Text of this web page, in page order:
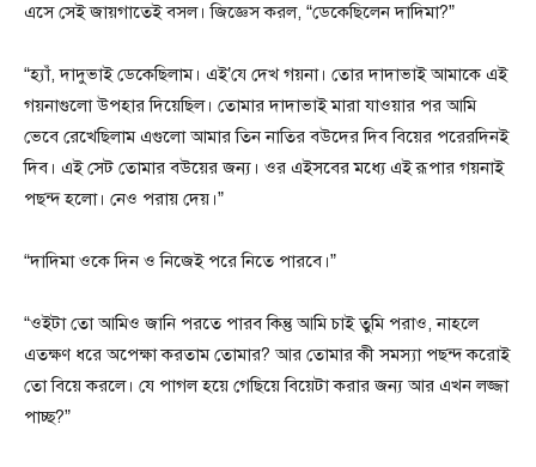
এসে সেই জায়গাতেই বসল। জিজ্ঞেস করল, “ডেকেছিলেন দাদিমা?”
“হ্যাঁ, দাদুভাই ডেকেছিলাম। এই’যে দেখ গয়না। তোর দাদাভাই আমাকে এই
গয়নাগুলো উপহার দিয়েছিল। তোমার দাদাভাই মারা যাওয়ার পর আমি
ভেবে রেখেছিলাম এগুলো আমার তিন নাতির বউদের দিব বিয়ের পরেরদিনই
দিব। এই সেট তোমার বউয়ের জন্য। ওর এইসবের মধ্যে এই রূপার গয়নাই
পছন্দ হলো। নেও পরায় দেয়।”
“দাদিমা ওকে দিন ও নিজেই পরে নিতে পারবে।”
“ওইটা তো আমিও জানি পরতে পারব কিন্তু আমি চাই তুমি পরাও, নাহলে
এতক্ষণ ধরে অপেক্ষা করতাম তোমার? আর তোমার কী সমস্যা পছন্দ করোই
তো বিয়ে করলে। যে পাগল হয়ে গেছিয়ে বিয়েটা করার জন্য আর এখন লজ্জা
পাচ্ছ?”